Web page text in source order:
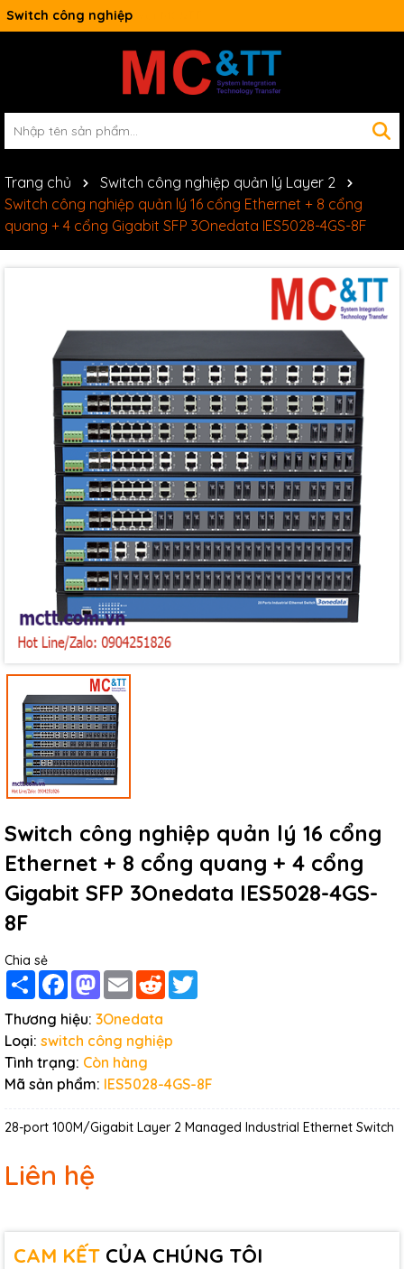
Switch công nghiệp
Trang chủ
Switch công nghiệp quản lý Layer 2
Switch công nghiệp quản lý 16 cổng Ethernet + 8 cổng
quang + 4 cổng Gigabit SFP 3Onedata IES5028-4GS-8F
Switch công nghiệp quản lý 16 cổng
Ethernet + 8 cổng quang + 4 cổng
Gigabit SFP 3Onedata IES5028-4GS-
8F
Chia sẻ
Share FacebookMastodon
Email Reddit
Thương hiệu: 3Onedata
Loại: switch công nghiệp
Tình trạng: Còn hàng
Mã sản phẩm: IES5028-4GS-8F
28-port 100M/Gigabit Layer 2 Managed Industrial Ethernet Switch
Liên hệ
CAM KẾT CỦA CHÚNG TÔI
Mã giảm giá:
Ngày hết hạn:
Điều kiện: